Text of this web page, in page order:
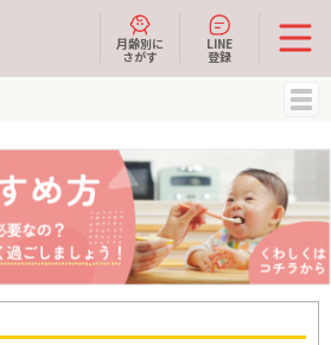
月齢別に
さがす
LINE
登録